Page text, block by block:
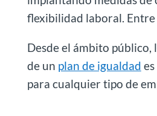
flexibilidad laboral. Entre
Desde el ámbito público,
de un plan de igualdad
para cualquier tipo de